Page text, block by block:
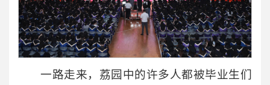
一路走来，荔园中的许多人都被毕业生们